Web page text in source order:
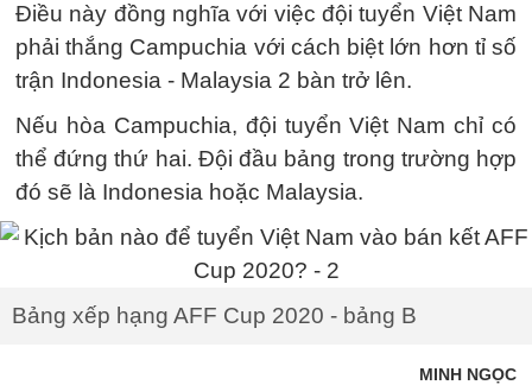
Điều này đồng nghĩa với việc đội tuyển Việt Nam
phải thắng Campuchia với cách biệt lớn hơn tỉ số
trận Indonesia - Malaysia 2 bàn trở lên.
Nếu hòa Campuchia, đội tuyển Việt Nam chỉ có
thể đứng thứ hai. Đội đầu bảng trong trường hợp
đó sẽ là Indonesia hoặc Malaysia.
Bảng xếp hạng AFF Cup 2020 - bảng B
MINH NGỌC